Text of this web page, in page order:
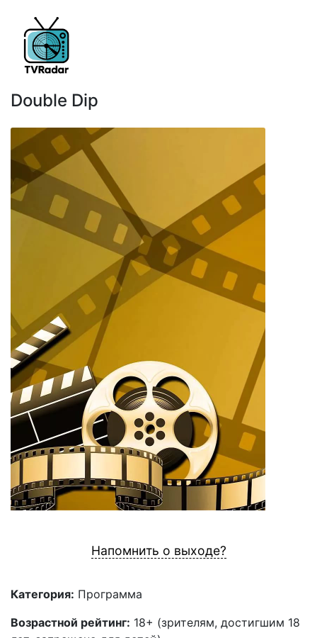
Double Dip
Напомнить о выходе?
Категория: Программа
Возрастной рейтинг: 18+ (зрителям, достигшим 18